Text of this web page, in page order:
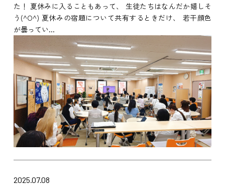
た！ 夏休みに入ることもあって、 生徒たちはなんだか嬉しそ
う(^O^) 夏休みの宿題について共有するときだけ、 若干顔色
が曇ってい...
2025.07.08